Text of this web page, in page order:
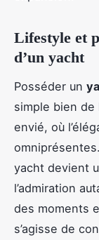
Lifestyle et
d’un yacht
Posséder un
simple bien de
envié, où
yacht devient
l’admiration
des moments
s’agisse de